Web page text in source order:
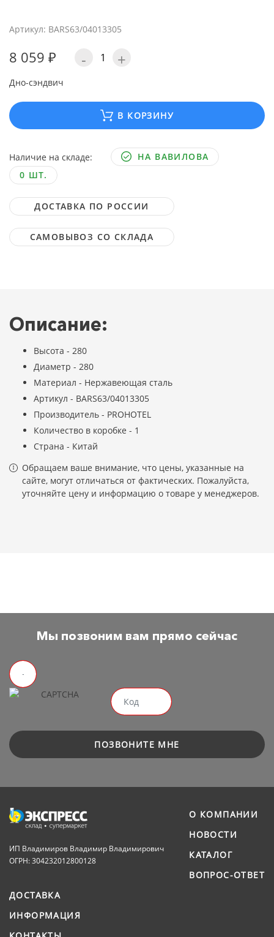
Артикул: BARS63/04013305
8 059 ₽ - +
Дно-сэндвич
В КОРЗИНУ
Наличие на складе:
НА ВАВИЛОВА
0 ШТ.
ДОСТАВКА ПО РОССИИ
САМОВЫВОЗ СО СКЛАДА
Описание:
Высота - 280
Диаметр - 280
Материал - Нержавеющая сталь
Артикул - BARS63/04013305
Производитель - PROHOTEL
Количество в коробке - 1
Страна - Китай
Обращаем ваше внимание, что цены, указанные на
сайте, могут отличаться от фактических. Пожалуйста,
уточняйте цену и информацию о товаре у менеджеров.
Мы позвоним вам прямо сейчас
ПОЗВОНИТЕ МНЕ
ИП Владимиров Владимир Владимирович
ОГРН: 304232012800128
О КОМПАНИИ
НОВОСТИ
КАТАЛОГ
ВОПРОС-ОТВЕТ
ДОСТАВКА
ИНФОРМАЦИЯ